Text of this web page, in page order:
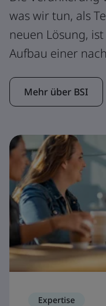
was wir tun, als
neuen Lösung,
Aufbau einer
Mehr über BSI
Expertise